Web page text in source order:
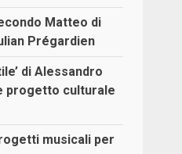
Matteo di
Prégardien
di Alessandro
progetto culturale
musicali per